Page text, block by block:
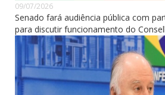
09/07/2026
Senado fará audiência pública com
para discutir funcionamento do